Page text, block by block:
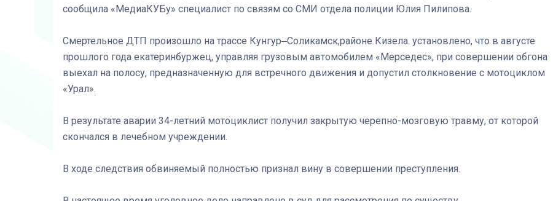
сообщила «МедиаКУБу» специалист по связям со СМИ отдела полиции Юлия Пилипова.
Смертельное ДТП произошло на трассе Кунгур‒Соликамск,районе Кизела. установлено, что в августе
прошлого года екатеринбуржец, управляя грузовым автомобилем «Мерседес», при совершении обгона
выехал на полосу, предназначенную для встречного движения и допустил столкновение с мотоциклом
«Урал».
В результате аварии 34-летний мотоциклист получил закрытую черепно-мозговую травму, от которой
скончался в лечебном учреждении.
В ходе следствия обвиняемый полностью признал вину в совершении преступления.